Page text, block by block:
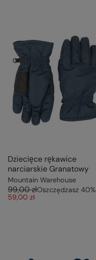
Dziecięce rękawice
narciarskie Granatowy
Mountain Warehouse
99,00 złOszczędzasz 40%
59,00 zł